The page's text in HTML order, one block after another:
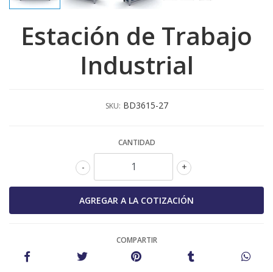
Estación de Trabajo
Industrial
SKU: BD3615-27
CANTIDAD
+
-
COMPARTIR